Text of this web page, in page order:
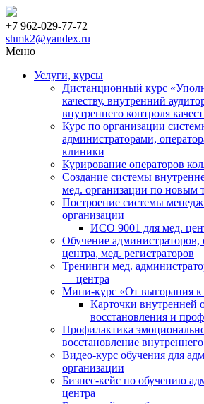
+7 962-029-77-72
shmk2@yandex.ru
Меню
Услуги, курсы
Дистанционный курс
качеству, внутренний
внутреннего контроля
Курс по организации
администраторами,
клиники
Курирование операторов
Создание системы
мед. организации по новым
Построение системы
организации
ИСО 9001 для мед.
Обучение администраторов,
центра, мед. регистраторов
Тренинги мед.
— центра
Мини-курс «От выгорания к
Карточки внутренней
восстановления и
Профилактика
восстановление внутреннего
Видео-курс обучения для
организации
Бизнес-кейс по обучению
центра